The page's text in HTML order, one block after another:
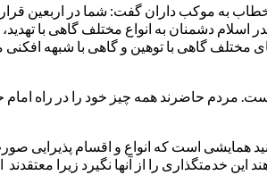
به موکب داران گفت: شما در اربعین
دشمنان به انواع مختلف گاهی با
مختلف گاهی با توهین و گاهی با شبهه
مردم حاضرند همه چیز خود را در راه
همایشی است که انواع و اقسام
خدمتگذاری را از آنها نگیرد زیرا